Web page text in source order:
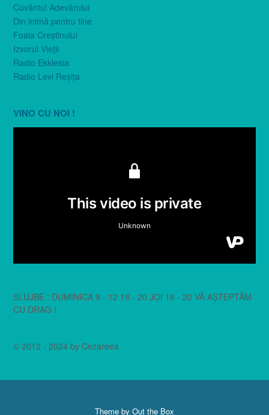
Cuvântul Adevărului
Din inimă pentru tine
Foaia Creştinului
Izvorul Vieţii
Radio Ekklesia
Radio Levi Reşiţa
VINO CU NOI !
SLUJBE : DUMINICA 9 - 12 18 - 20 JOI 18 - 20 VĂ AȘTEPTĂM
CU DRAG !
© 2012 - 2024 by Cezareea
Theme by Out the Box